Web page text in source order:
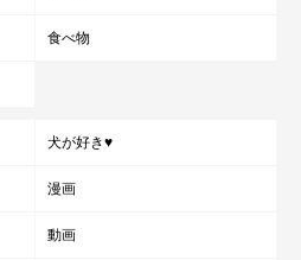
食べ物
犬が好き♥
漫画
動画